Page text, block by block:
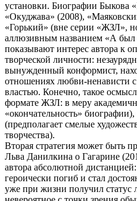
установки. Биографии Быкова
«Окуджава» (2008),
«Горький» (вне серии «ЖЗЛ»,
аллюзивным названием «А был
показывают интерес автора к
творческой личности:
вынужденный конформист,
отношениях любви-ненависти
властью. Конечно, такое
формате ЖЗЛ: в меру
«окончательность»
(предполагает смелые
творчества).
Вторая стратегия может быть
Льва Данилкина о Гагарине
автора абсолютной
героически погиб и стал
уже при жизни получил статус